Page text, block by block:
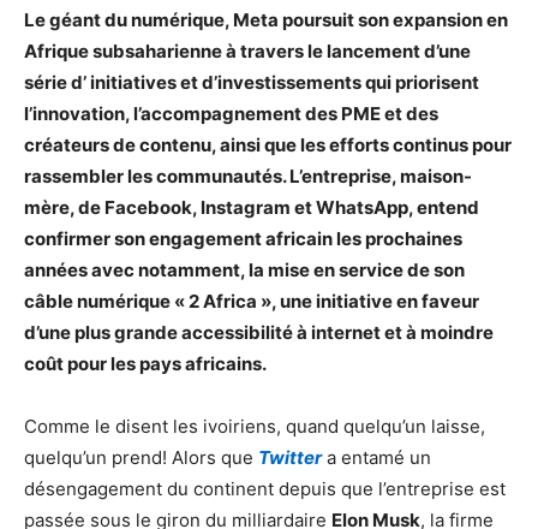
Le géant du numérique, Meta poursuit son expansion en
Afrique subsaharienne à travers le lancement d’une
série d’ initiatives et d’investissements qui priorisent
l’innovation, l’accompagnement des PME et des
créateurs de contenu, ainsi que les efforts continus pour
rassembler les communautés. L’entreprise, maison-
mère, de Facebook, Instagram et WhatsApp, entend
confirmer son engagement africain les prochaines
années avec notamment, la mise en service de son
câble numérique « 2 Africa », une initiative en faveur
d’une plus grande accessibilité à internet et à moindre
coût pour les pays africains.
Comme le disent les ivoiriens, quand quelqu’un laisse,
quelqu’un prend! Alors que Twittera entamé un
désengagement du continent depuis que l’entreprise est
passée sous le giron du milliardaire Elon Musk, la firme